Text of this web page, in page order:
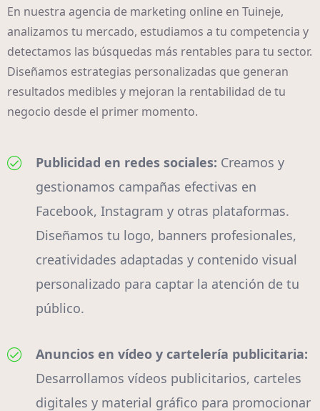
En nuestra agencia de marketing online en Tuineje,
analizamos tu mercado, estudiamos a tu competencia y
detectamos las búsquedas más rentables para tu sector.
Diseñamos estrategias personalizadas que generan
resultados medibles y mejoran la rentabilidad de tu
negocio desde el primer momento.
Publicidad en redes sociales: Creamos y
gestionamos campañas efectivas en
Facebook, Instagram y otras plataformas.
Diseñamos tu logo, banners profesionales,
creatividades adaptadas y contenido visual
personalizado para captar la atención de tu
público.
Anuncios en vídeo y cartelería publicitaria:
Desarrollamos vídeos publicitarios, carteles
digitales y material gráfico para promocionar